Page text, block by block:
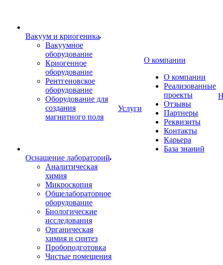
Вакуум и криогеника
Вакуумное
оборудование
Криогенное
оборудование
Рентгеновское
оборудование
Оборудование для
создания
магнитного поля
Оснащение лабораторий
Аналитическая
химия
Микроскопия
Общелабораторное
оборудование
Биологические
исследования
Органическая
химия и синтез
Пробоподготовка
Чистые помещения
Услуги
О компании
О компании
Реализованные
проекты
Отзывы
Партнеры
Реквизиты
Контакты
Карьера
База знаний